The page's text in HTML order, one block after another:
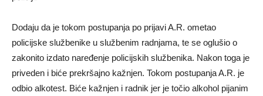
Dodaju da je tokom postupanja po prijavi A.R. ometao
policijske službenike u službenim radnjama, te se oglušio o
zakonito izdato naređenje policijskih službenika. Nakon toga je
priveden i biće prekršajno kažnjen. Tokom postupanja A.R. je
odbio alkotest. Biće kažnjen i radnik jer je točio alkohol pijanim